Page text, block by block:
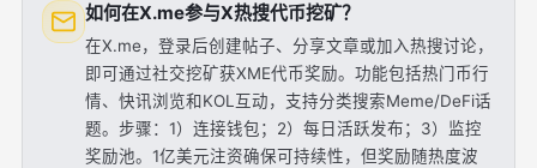
如何在X.me参与X热搜代币挖矿？
在X.me，登录后创建帖子、分享文章或加入热搜讨论，
即可通过社交挖矿获XME代币奖励。功能包括热门币行
情、快讯浏览和KOL互动，支持分类搜索Meme/DeFi话
题。步骤：1）连接钱包；2）每日活跃发布；3）监控
奖励池。1亿美元注资确保可持续性，但奖励随热度波